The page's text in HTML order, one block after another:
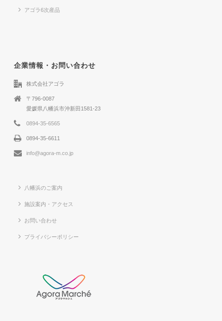
アゴラ6次産品
企業情報・お問い合わせ
株式会社アゴラ
〒796-0087
愛媛県八幡浜市沖新田1581-23
0894-35-6565
0894-35-6611
info@agora-m.co.jp
八幡浜のご案内
施設案内・アクセス
お問い合わせ
プライバシーポリシー